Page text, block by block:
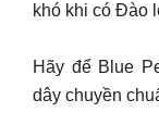
khó khi có Đào
Hãy để Blue
dây chuyền